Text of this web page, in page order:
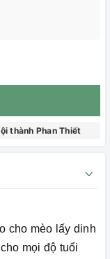
thành Phan Thiết
cho mèo lấy dinh
mọi độ tuổi